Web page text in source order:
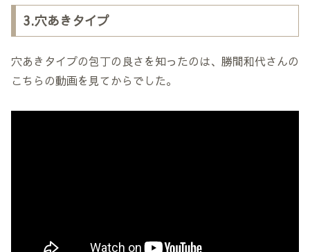
3.穴あきタイプ
穴あきタイプの包丁の良さを知ったのは、勝間和代さんの
こちらの動画を見てからでした。